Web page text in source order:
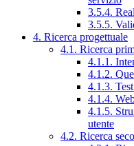
3.5.4.
3.5.5.
4. Ricerca progettuale
4.1. Ricerca
4.1.1.
4.1.2.
4.1.3.
4.1.4.
4.1.5.
utente
4.2. Ricerca